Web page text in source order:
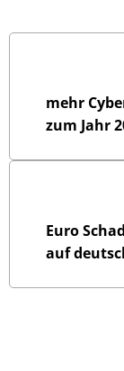
mehr
zum Jahr
Euro
auf